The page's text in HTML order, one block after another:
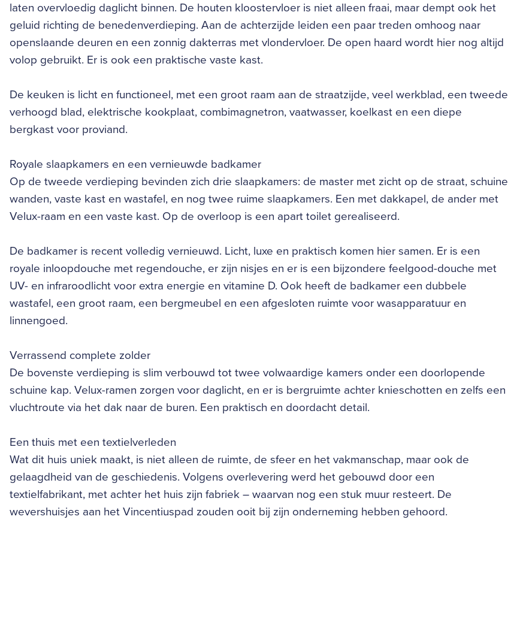
laten overvloedig daglicht binnen. De houten kloostervloer is niet alleen fraai, maar dempt ook het
geluid richting de benedenverdieping. Aan de achterzijde leiden een paar treden omhoog naar
openslaande deuren en een zonnig dakterras met vlondervloer. De open haard wordt hier nog altijd
volop gebruikt. Er is ook een praktische vaste kast.
De keuken is licht en functioneel, met een groot raam aan de straatzijde, veel werkblad, een tweede
verhoogd blad, elektrische kookplaat, combimagnetron, vaatwasser, koelkast en een diepe
bergkast voor proviand.
Royale slaapkamers en een vernieuwde badkamer
Op de tweede verdieping bevinden zich drie slaapkamers: de master met zicht op de straat, schuine
wanden, vaste kast en wastafel, en nog twee ruime slaapkamers. Een met dakkapel, de ander met
Velux-raam en een vaste kast. Op de overloop is een apart toilet gerealiseerd.
De badkamer is recent volledig vernieuwd. Licht, luxe en praktisch komen hier samen. Er is een
royale inloopdouche met regendouche, er zijn nisjes en er is een bijzondere feelgood-douche met
UV- en infraroodlicht voor extra energie en vitamine D. Ook heeft de badkamer een dubbele
wastafel, een groot raam, een bergmeubel en een afgesloten ruimte voor wasapparatuur en
linnengoed.
Verrassend complete zolder
De bovenste verdieping is slim verbouwd tot twee volwaardige kamers onder een doorlopende
schuine kap. Velux-ramen zorgen voor daglicht, en er is bergruimte achter knieschotten en zelfs een
vluchtroute via het dak naar de buren. Een praktisch en doordacht detail.
Een thuis met een textielverleden
Wat dit huis uniek maakt, is niet alleen de ruimte, de sfeer en het vakmanschap, maar ook de
gelaagdheid van de geschiedenis. Volgens overlevering werd het gebouwd door een
textielfabrikant, met achter het huis zijn fabriek – waarvan nog een stuk muur resteert. De
wevershuisjes aan het Vincentiuspad zouden ooit bij zijn onderneming hebben gehoord.